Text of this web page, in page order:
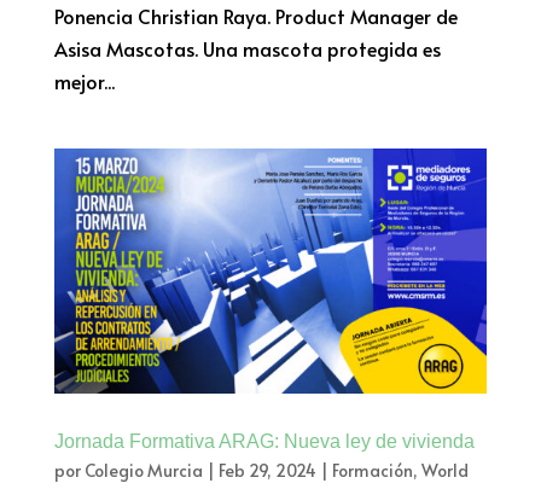
Ponencia Christian Raya. Product Manager de
Asisa Mascotas. Una mascota protegida es
mejor...
Jornada Formativa ARAG: Nueva ley de vivienda
por Colegio Murcia | Feb 29, 2024 | Formación, World